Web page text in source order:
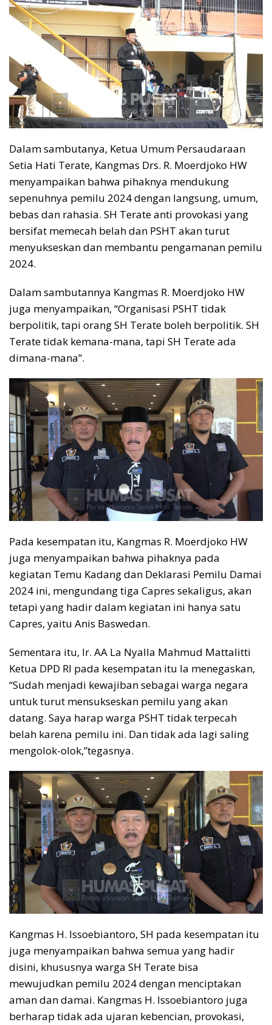
Dalam sambutanya, Ketua Umum Persaudaraan
Setia Hati Terate, Kangmas Drs. R. Moerdjoko HW
menyampaikan bahwa pihaknya mendukung
sepenuhnya pemilu 2024 dengan langsung, umum,
bebas dan rahasia. SH Terate anti provokasi yang
bersifat memecah belah dan PSHT akan turut
menyukseskan dan membantu pengamanan pemilu
2024.
Dalam sambutannya Kangmas R. Moerdjoko HW
juga menyampaikan, “Organisasi PSHT tidak
berpolitik, tapi orang SH Terate boleh berpolitik. SH
Terate tidak kemana-mana, tapi SH Terate ada
dimana-mana”.
Pada kesempatan itu, Kangmas R. Moerdjoko HW
juga menyampaikan bahwa pihaknya pada
kegiatan Temu Kadang dan Deklarasi Pemilu Damai
2024 ini, mengundang tiga Capres sekaligus, akan
tetapi yang hadir dalam kegiatan ini hanya satu
Capres, yaitu Anis Baswedan.
Sementara itu, Ir. AA La Nyalla Mahmud Mattalitti
Ketua DPD RI pada kesempatan itu Ia menegaskan,
“Sudah menjadi kewajiban sebagai warga negara
untuk turut mensukseskan pemilu yang akan
datang. Saya harap warga PSHT tidak terpecah
belah karena pemilu ini. Dan tidak ada lagi saling
mengolok-olok,”tegasnya.
Kangmas H. Issoebiantoro, SH pada kesempatan itu
juga menyampaikan bahwa semua yang hadir
disini, khususnya warga SH Terate bisa
mewujudkan pemilu 2024 dengan menciptakan
aman dan damai. Kangmas H. Issoebiantoro juga
berharap tidak ada ujaran kebencian, provokasi,